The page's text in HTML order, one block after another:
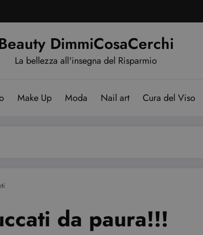
DimmiCosaCerchi
La bellezza all'insegna del Risparmio
Make Up Moda Nail art Cura del Viso
da paura!!!